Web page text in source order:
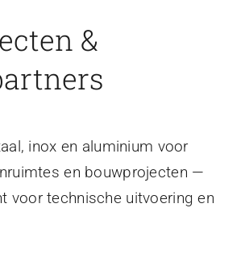
&
inox en aluminium voor
en bouwprojecten —
voor technische uitvoering en